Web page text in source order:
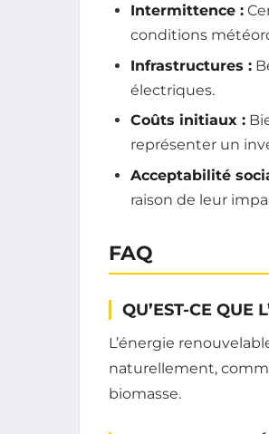
Intermittence :
conditions
Infrastructures :
électriques.
Coûts initiaux :
représenter un
Acceptabilité
raison de leur
FAQ
QU’EST-CE QUE
L’énergie
naturellement,
biomasse.